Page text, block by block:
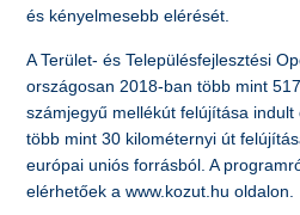
és kényelmesebb elérését.
A Terület- és Településfejlesztési
országosan 2018-ban több mint
számjegyű mellékút felújítása indult
több mint 30 kilométernyi út
európai uniós forrásból. A
elérhetőek a www.kozut.hu oldalon.